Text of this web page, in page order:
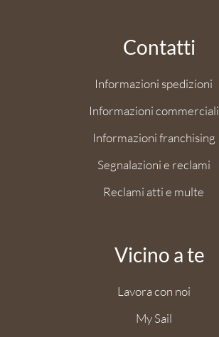
Contatti
Informazioni spedizioni
Informazioni commerciali
Informazioni franchising
Segnalazioni e reclami
Reclami atti e multe
Vicino a te
Lavora con noi
My Sail